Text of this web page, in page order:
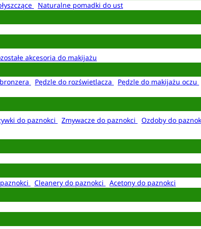
Naturalne pomadki do ust
akcesoria do makijażu
Pędzle do rozświetlacza Pędzle do makijażu oczu
do paznokci Zmywacze do paznokci Ozdoby do
Cleanery do paznokci
Acetony do paznokci